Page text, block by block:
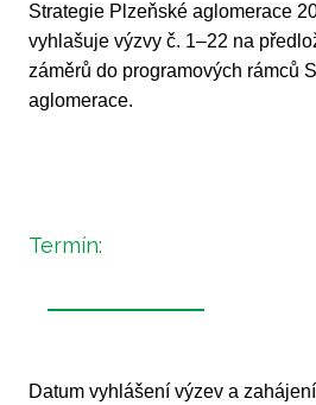
Strategie Plzeňské aglomerace
vyhlašuje výzvy č. 1–22 na
záměrů do programových rámců
aglomerace.
Termín:
Datum vyhlášení výzev a